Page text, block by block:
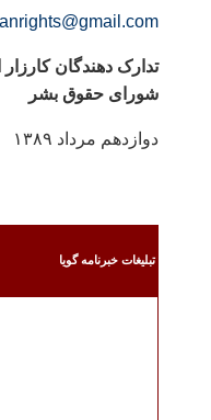
تدارک دهندگان
شورای حقوق بشر
دوازدهم مرداد ۱۳۸۹
تبليغات خبرنامه گويا